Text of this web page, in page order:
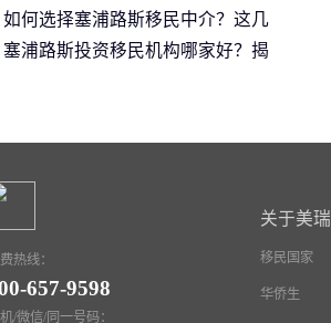
术实力角度看谁是行业口碑领跑
者？
如何选择塞浦路斯移民中介？这几
点核心优势决定了成功率
塞浦路斯投资移民机构哪家好？揭
热线：
657-9598
/微信/同一号码：
关于美瑞
移民国家
华侨生